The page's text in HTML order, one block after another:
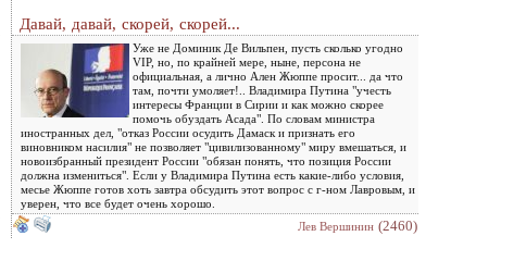
Давай, давай, скорей, скорей...
Уже не Доминик Де Вильпен, пусть сколько угодно
VIP, но, по крайней мере, ныне, персона не
официальная, а лично Ален Жюппе просит... да что
там, почти умоляет!.. Владимира Путина "учесть
интересы Франции в Сирии и как можно скорее
помочь обуздать Асада". По словам министра
иностранных дел, "отказ России осудить Дамаск и признать его
виновником насилия" не позволяет "цивилизованному" миру вмешаться, и
новоизбранный президент России "обязан понять, что позиция России
должна измениться". Если у Владимира Путина есть какие-либо условия,
месье Жюппе готов хоть завтра обсудить этот вопрос с г-ном Лавровым, и
уверен, что все будет очень хорошо.
Лев Вершинин (2460)